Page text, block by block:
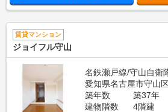
賃貸マンション
ジョイフル守山
名鉄瀬戸線/守山自衛
愛知県名古屋市守山
築年数
築37年
建物階数
4階建